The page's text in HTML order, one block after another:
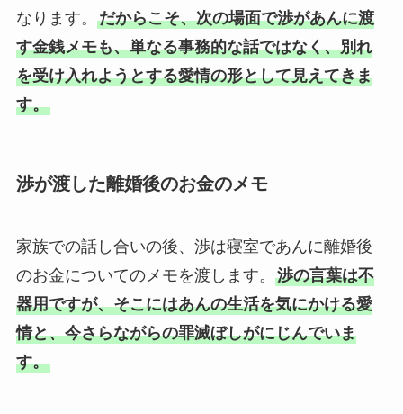
なります。 だからこそ、次の場面で渉があんに渡
す金銭メモも、単なる事務的な話ではなく、別れ
を受け入れようとする愛情の形として見えてきま
す。
渉が渡した離婚後のお金のメモ
家族での話し合いの後、渉は寝室であんに離婚後
のお金についてのメモを渡します。 渉の言葉は不
器用ですが、そこにはあんの生活を気にかける愛
情と、今さらながらの罪滅ぼしがにじんでいま
す。